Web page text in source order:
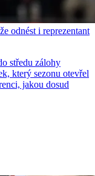
odnést i reprezentant
středu zálohy
který sezonu otevřel
jakou dosud